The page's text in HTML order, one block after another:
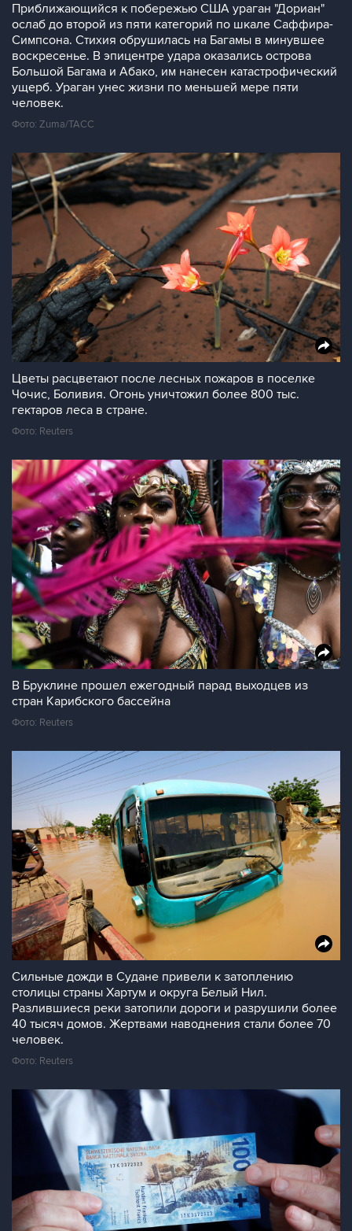
Приближающийся к побережью США ураган "Дориан"
ослаб до второй из пяти категорий по шкале Саффира-
Симпсона. Стихия обрушилась на Багамы в минувшее
воскресенье. В эпицентре удара оказались острова
Большой Багама и Абако, им нанесен катастрофический
ущерб. Ураган унес жизни по меньшей мере пяти
человек.
Фото: Zuma/ТАСС
Цветы расцветают после лесных пожаров в поселке
Чочис, Боливия. Огонь уничтожил более 800 тыс.
гектаров леса в стране.
Фото: Reuters
В Бруклине прошел ежегодный парад выходцев из
стран Карибского бассейна
Фото: Reuters
Сильные дожди в Судане привели к затоплению
столицы страны Хартум и округа Белый Нил.
Разлившиеся реки затопили дороги и разрушили более
40 тысяч домов. Жертвами наводнения стали более 70
человек.
Фото: Reuters